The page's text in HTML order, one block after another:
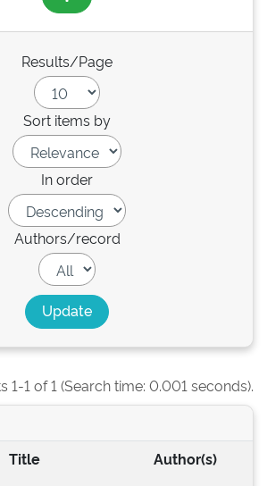
Results/Page
Sort items by
In order
Authors/record
1-1 of 1 (Search time: 0.001 seconds).
Title Author(s)